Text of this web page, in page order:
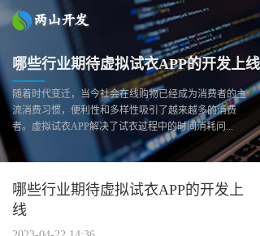
哪些行业期待虚拟试衣APP的开发上线
随着时代变迁，当今社会在线购物已经成为消费者的主
流消费习惯，便利性和多样性吸引了越来越多的消费
者。虚拟试衣APP解决了试衣过程中的时间消耗问...
哪些行业期待虚拟试衣APP的开发上
线